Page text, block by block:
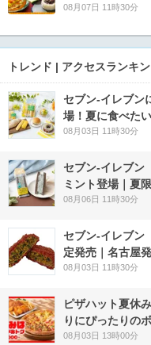
08月07日 11時30分
トレンド | アクセスランキ
セブン‐イレブン
場！夏に食べた
08月03日 11時30分
セブン‐イレブン
ミント登場｜夏
08月06日 11時30分
セブン-イレブン
定発売｜名古屋
08月03日 11時30分
ピザハット夏休
りにぴったりの
08月03日 13時00分